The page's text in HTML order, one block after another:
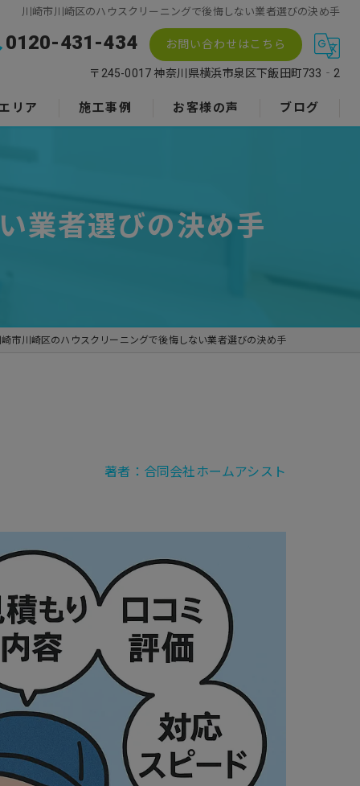
川崎市川崎区のハウスクリーニングで後悔しない業者選びの決め手
0120-431-434 お問い合わせはこちら
〒245-0017 神奈川県横浜市泉区下飯田町733‐2
リア 施工事例 お客様の声 ブログ
業者選びの決め手
崎市川崎区のハウスクリーニングで後悔しない業者選びの決め手
著者：合同会社ホームアシスト